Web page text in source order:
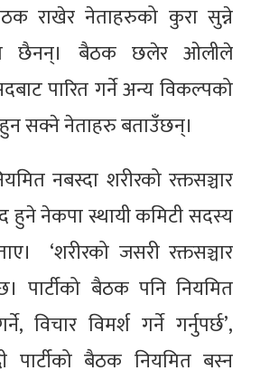
राखेर नेताहरुको कुरा सुन्ने
छैनन्। बैठक छलेर ओलीले
पारित गर्ने अन्य विकल्पको
सक्ने नेताहरु बताउँछन्।
नबस्दा शरीरको रक्तसञ्चार
हुने नेकपा स्थायी कमिटी सदस्य
‘शरीरको जसरी रक्तसञ्चार
पार्टीको बैठक पनि नियमित
विचार विमर्श गर्ने गर्नुपर्छ’,
पार्टीको बैठक नियमित बस्न